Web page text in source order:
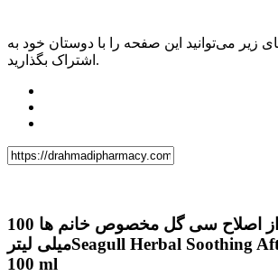
زیر می‌توانید این صفحه را با دوستان خود به
اشتراک بگذارید.
ژل گیاهی بعد از اصلاح سی گل مخصوص خانم ها 100
میلی لیترSeagull Herbal Soothing
100 ml